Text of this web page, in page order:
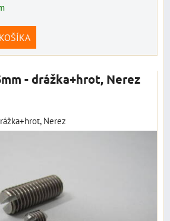
- drážka+hrot, Nerez
Nerez